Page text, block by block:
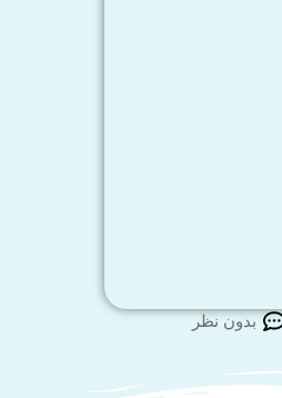
بدون نظر